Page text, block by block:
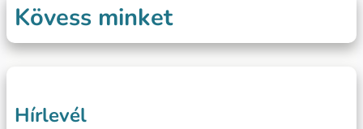
Kövess minket
Hírlevél